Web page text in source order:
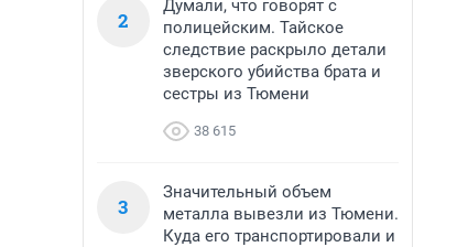
2
Думали, что говорят с
полицейским. Тайское
следствие раскрыло детали
зверского убийства брата и
сестры из Тюмени
38 615
3
Значительный объем
металла вывезли из Тюмени.
Куда его транспортировали и